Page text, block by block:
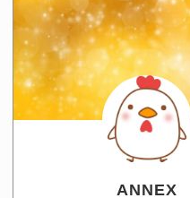
ANNEX